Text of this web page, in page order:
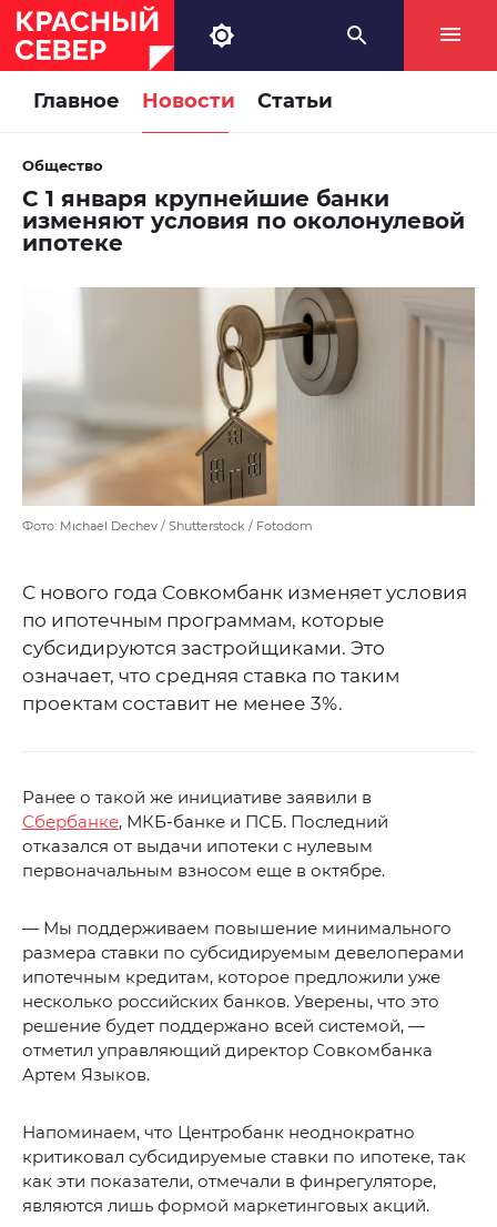
Главное Новости Статьи
Общество
С 1 января крупнейшие банки
изменяют условия по околонулевой
ипотеке
Фото: Michael Dechev / Shutterstock / Fotodom
С нового года Совкомбанк изменяет условия
по ипотечным программам, которые
субсидируются застройщиками. Это
означает, что средняя ставка по таким
проектам составит не менее 3%.
Ранее о такой же инициативе заявили в
Сбербанке, МКБ-банке и ПСБ. Последний
отказался от выдачи ипотеки с нулевым
первоначальным взносом еще в октябре.
— Мы поддерживаем повышение минимального
размера ставки по субсидируемым девелоперами
ипотечным кредитам, которое предложили уже
несколько российских банков. Уверены, что это
решение будет поддержано всей системой, —
отметил управляющий директор Совкомбанка
Артем Языков.
Напоминаем, что Центробанк неоднократно
критиковал субсидируемые ставки по ипотеке, так
как эти показатели, отмечали в финрегуляторе,
являются лишь формой маркетинговых акций.